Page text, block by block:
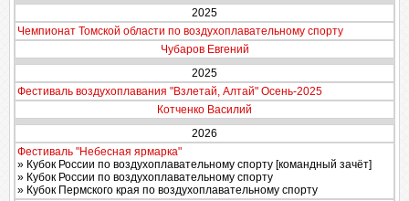
2025
Чемпионат Томской области по воздухоплавательному спорту
Чубаров Евгений
2025
Фестиваль воздухоплавания "Взлетай, Алтай" Осень-2025
Котченко Василий
2026
Фестиваль "Небесная ярмарка"
» Кубок России по воздухоплавательному спорту [командный зачёт]
» Кубок России по воздухоплавательному спорту
» Кубок Пермского края по воздухоплавательному спорту